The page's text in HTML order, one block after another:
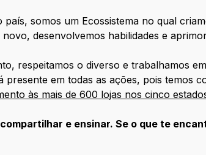
país, somos um Ecossistema no qual
desenvolvemos habilidades e
respeitamos o diverso e trabalhamos
presente em todas as ações, pois temos
às mais de 600 lojas nos cinco
e ensinar. Se o que te